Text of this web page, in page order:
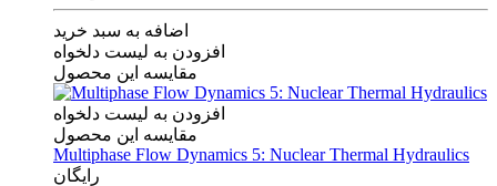
اضافه به سبد خرید
افزودن به لیست دلخواه
مقایسه این محصول
افزودن به لیست دلخواه
مقایسه این محصول
Multiphase Flow Dynamics 5: Nuclear Thermal Hydraulics
رایگان